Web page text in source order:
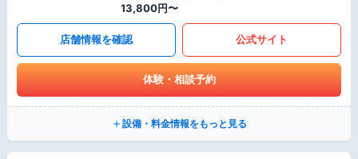
13,800円〜
店舗情報を確認 公式サイト
体験・相談予約
設備・料金情報をもっと見る